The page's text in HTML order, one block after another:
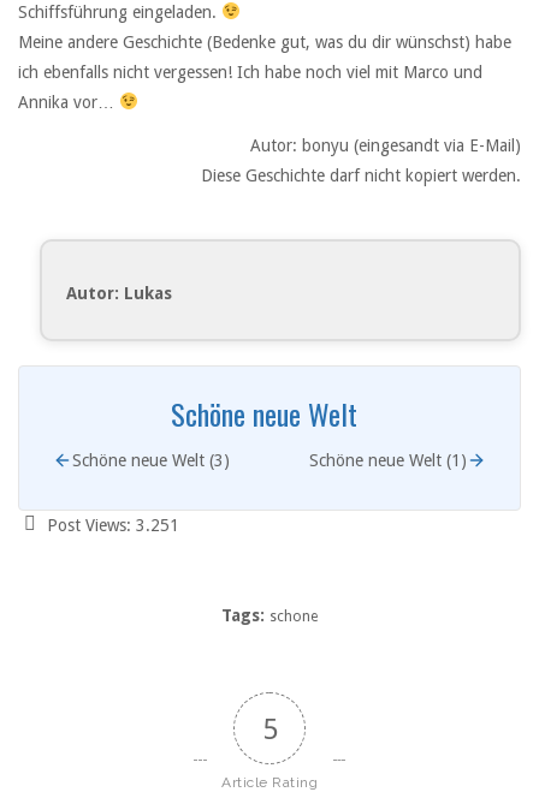
Schiffsführung eingeladen.
Meine andere Geschichte (Bedenke gut, was du dir wünschst) habe
ich ebenfalls nicht vergessen! Ich habe noch viel mit Marco und
Annika vor…
Autor: bonyu (eingesandt via E-Mail)
Diese Geschichte darf nicht kopiert werden.
Autor: Lukas
Schöne neue Welt
Schöne neue Welt (3) Schöne neue Welt (1)
Post Views: 3.251
Tags: schone
5
Article Rating